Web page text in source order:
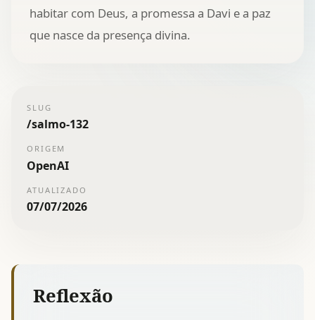
habitar com Deus, a promessa a Davi e a paz
que nasce da presença divina.
SLUG
/salmo-132
ORIGEM
OpenAI
ATUALIZADO
07/07/2026
Reflexão